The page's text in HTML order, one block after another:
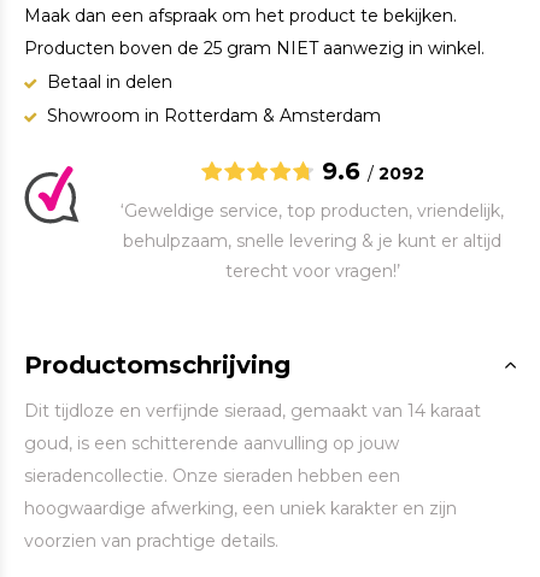
Maak dan een afspraak om het product te bekijken.
Producten boven de 25 gram NIET aanwezig in winkel.
Betaal in delen
Showroom in Rotterdam & Amsterdam
9.6 / 2092
‘Geweldige service, top producten, vriendelijk,
behulpzaam, snelle levering & je kunt er altijd
terecht voor vragen!’
Productomschrijving
Dit tijdloze en verfijnde sieraad, gemaakt van 14 karaat
goud, is een schitterende aanvulling op jouw
sieradencollectie. Onze sieraden hebben een
hoogwaardige afwerking, een uniek karakter en zijn
voorzien van prachtige details.